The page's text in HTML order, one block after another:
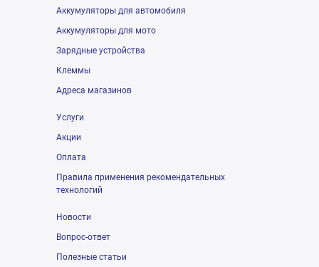
Аккумуляторы для автомобиля
Аккумуляторы для мото
Зарядные устройства
Клеммы
Адреса магазинов
Услуги
Акции
Оплата
Правила применения рекомендательных
технологий
Новости
Вопрос-ответ
Полезные статьи